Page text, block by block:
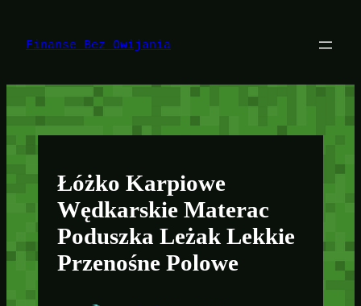
treści
Finanse Bez Owijania
Łóżko Karpiowe
Wędkarskie Materac
Poduszka Leżak Lekkie
Przenośne Polowe